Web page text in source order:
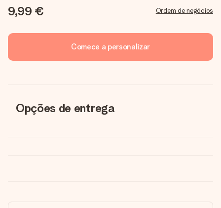
9,99 € Ordem de negócios
Comece a personalizar
Opções de entrega